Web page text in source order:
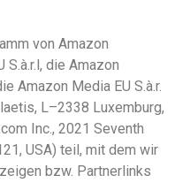
von Amazon
S.à.r.l, die Amazon
Amazon Media EU S.à.r.
L–2338 Luxemburg,
Inc., 2021 Seventh
USA) teil, mit dem wir
bzw. Partnerlinks